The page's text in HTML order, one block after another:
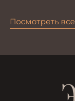
Посмотреть все